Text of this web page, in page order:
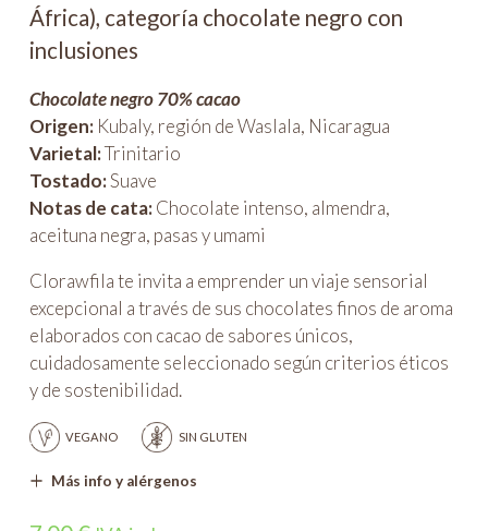
África), categoría chocolate negro con
inclusiones
Chocolate negro 70% cacao
Origen:Kubaly, región de Waslala, Nicaragua
Varietal:Trinitario
Tostado:Suave
Notas de cata:Chocolate intenso, almendra,
aceituna negra, pasas y umami
Clorawfila te invita a emprender un viaje sensorial
excepcional a través de sus chocolates finos de aroma
elaborados con cacao de sabores únicos,
cuidadosamente seleccionado según criterios éticos
y de sostenibilidad.
VEGANO SIN GLUTEN
Más info y alérgenos